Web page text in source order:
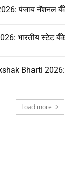
पंजाब नॅशनल
भारतीय स्टेट
Bharti 2026:
Load more